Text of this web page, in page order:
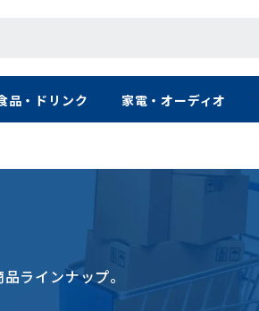
品・ドリンク 家電・オーディオ
ラインナップ。